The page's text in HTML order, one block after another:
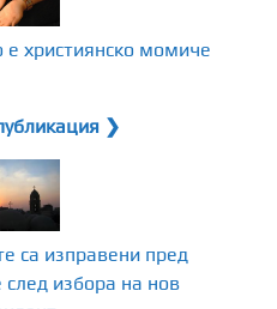
християнско момиче
❯
са изправени пред
избора на нов